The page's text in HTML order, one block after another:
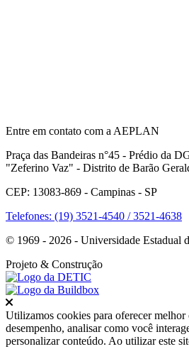
Entre em contato com a AEPLAN
Praça das Bandeiras n°45 - Prédio da
"Zeferino Vaz" - Distrito de Barão
CEP: 13083-869 - Campinas - SP
Telefones: (19) 3521-4540 / 3521-4638
© 1969 - 2026 - Universidade Estadual
Projeto & Construção
Fechar
Utilizamos cookies para oferecer
desempenho, analisar como você
personalizar conteúdo. Ao utilizar este